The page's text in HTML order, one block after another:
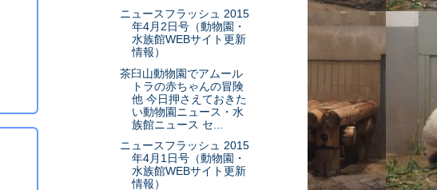
ニュースフラッシュ 2015
年4月2日号（動物園・
水族館WEBサイト更新
情報）
茶臼山動物園でアムール
トラの赤ちゃんの冒険
他 今日押さえておきた
い動物園ニュース・水
族館ニュース セ...
ニュースフラッシュ 2015
年4月1日号（動物園・
水族館WEBサイト更新
情報）